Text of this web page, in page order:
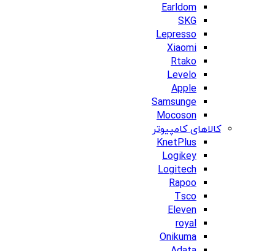
Earldom
SKG
Lepresso
Xiaomi
Rtako
Levelo
Apple
Samsunge
Mocoson
کالاهای کامپیوتر
KnetPlus
Logikey
Logitech
Rapoo
Tsco
Eleven
royal
Onikuma